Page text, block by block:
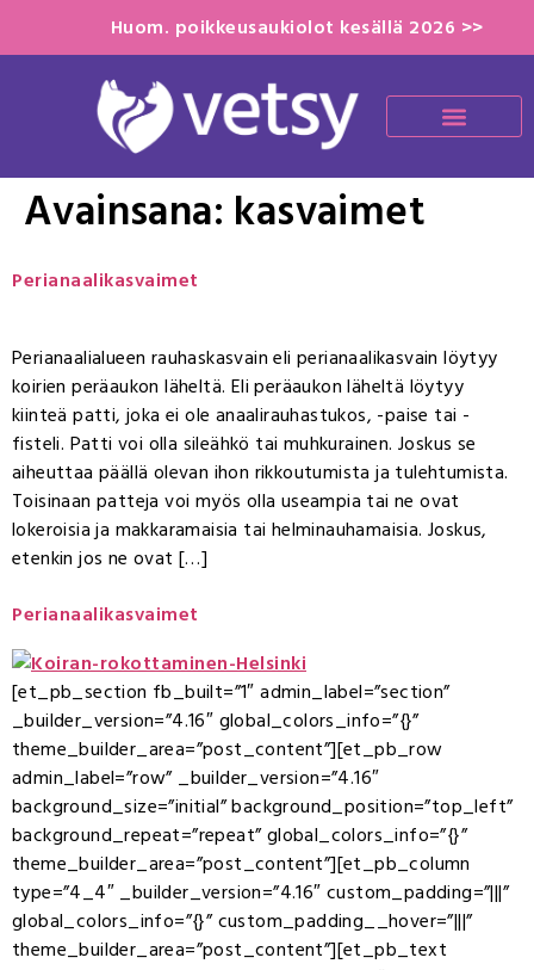
Huom. poikkeusaukiolot kesällä 2026 >>
Avainsana: kasvaimet
Perianaalikasvaimet
Perianaalialueen rauhaskasvain eli perianaalikasvain löytyy
koirien peräaukon läheltä. Eli peräaukon läheltä löytyy
kiinteä patti, joka ei ole anaalirauhastukos, -paise tai -
fisteli. Patti voi olla sileähkö tai muhkurainen. Joskus se
aiheuttaa päällä olevan ihon rikkoutumista ja tulehtumista.
Toisinaan patteja voi myös olla useampia tai ne ovat
lokeroisia ja makkaramaisia tai helminauhamaisia. Joskus,
etenkin jos ne ovat […]
Perianaalikasvaimet
[et_pb_section fb_built=”1″ admin_label=”section”
_builder_version=”4.16″ global_colors_info=”{}”
theme_builder_area=”post_content”][et_pb_row
admin_label=”row” _builder_version=”4.16″
background_size=”initial” background_position=”top_left”
background_repeat=”repeat” global_colors_info=”{}”
theme_builder_area=”post_content”][et_pb_column
type=”4_4″ _builder_version=”4.16″ custom_padding=”|||”
global_colors_info=”{}” custom_padding__hover=”|||”
theme_builder_area=”post_content”][et_pb_text